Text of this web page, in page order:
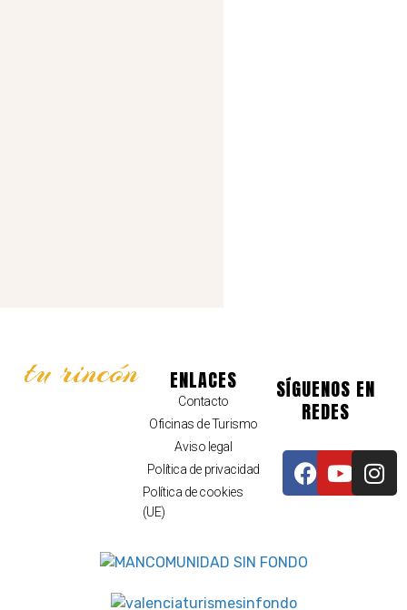
tu rincón ENLACES
Contacto
Oficinas de Turismo
Aviso legal
Política de privacidad
Política de cookies
(UE)
SÍGUENOS EN
REDES